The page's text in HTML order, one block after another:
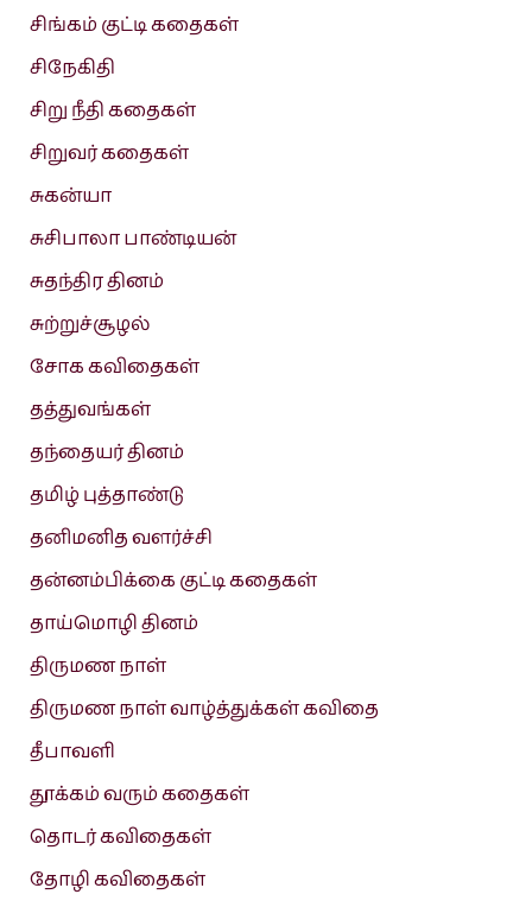
சிங்கம் குட்டி கதைகள்
சிநேகிதி
சிறு நீதி கதைகள்
சிறுவர் கதைகள்
சுகன்யா
சுசிபாலா பாண்டியன்
சுதந்திர தினம்
சுற்றுச்சூழல்
சோக கவிதைகள்
தத்துவங்கள்
தந்தையர் தினம்
தமிழ் புத்தாண்டு
தனிமனித வளர்ச்சி
தன்னம்பிக்கை குட்டி கதைகள்
தாய்மொழி தினம்
திருமண நாள்
திருமண நாள் வாழ்த்துக்கள் கவிதை
தீபாவளி
தூக்கம் வரும் கதைகள்
தொடர் கவிதைகள்
தோழி கவிதைகள்